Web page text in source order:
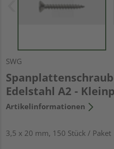
SWG
Edelstahl A2 -
Artikelinformationen
3,5 x 20 mm, 150 Stück / Paket